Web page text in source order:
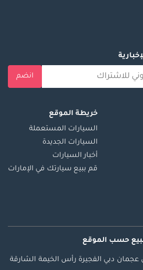
انضم
خريطة الموقع
السيارات المستعملة
السيارات الجديدة
أخبار السيارات
قم ببيع سيارتك في الإمارات
حسب الموقع
عجمان دبي الفجيرة رأس الخيمة الشارقة